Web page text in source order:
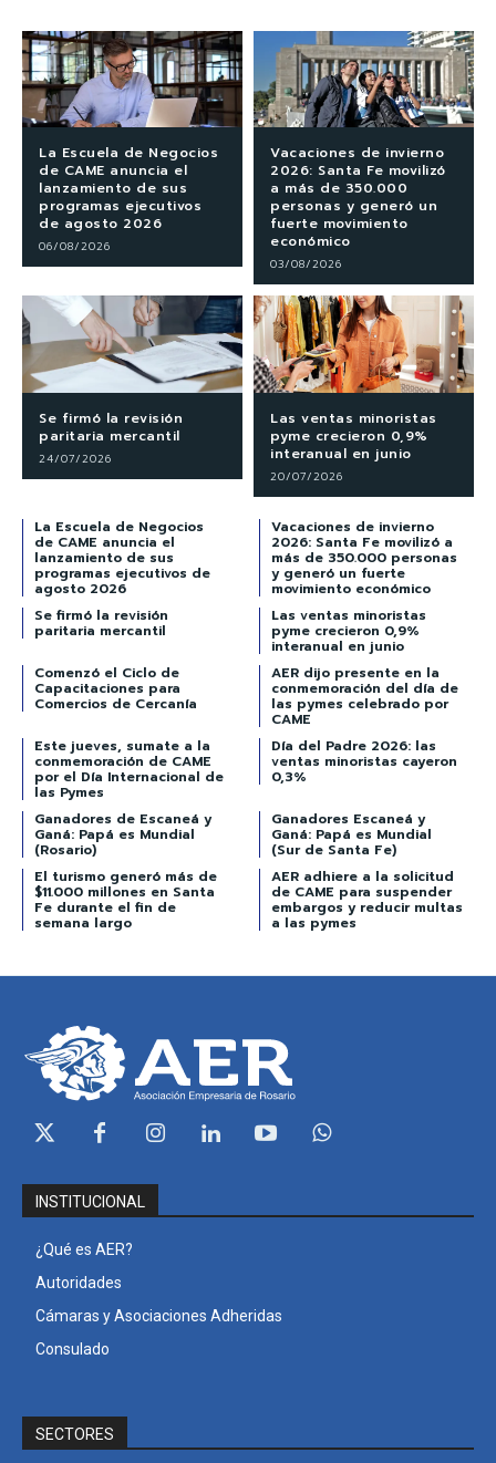
La Escuela de Negocios
de CAME anuncia el
lanzamiento de sus
programas ejecutivos
de agosto 2026
06/08/2026
Vacaciones de invierno
2026: Santa Fe movilizó
a más de 350.000
personas y generó un
fuerte movimiento
económico
03/08/2026
Se firmó la revisión
paritaria mercantil
24/07/2026
Las ventas minoristas
pyme crecieron 0,9%
interanual en junio
20/07/2026
La Escuela de Negocios
de CAME anuncia el
lanzamiento de sus
programas ejecutivos de
agosto 2026
Vacaciones de invierno
2026: Santa Fe movilizó a
más de 350.000 personas
y generó un fuerte
movimiento económico
Se firmó la revisión
paritaria mercantil
Las ventas minoristas
pyme crecieron 0,9%
interanual en junio
Comenzó el Ciclo de
Capacitaciones para
Comercios de Cercanía
AER dijo presente en la
conmemoración del día de
las pymes celebrado por
CAME
Este jueves, sumate a la
conmemoración de CAME
por el Día Internacional de
las Pymes
Día del Padre 2026: las
ventas minoristas cayeron
0,3%
Ganadores de Escaneá y
Ganá: Papá es Mundial
(Rosario)
Ganadores Escaneá y
Ganá: Papá es Mundial
(Sur de Santa Fe)
El turismo generó más de
$11.000 millones en Santa
Fe durante el fin de
semana largo
AER adhiere a la solicitud
de CAME para suspender
embargos y reducir multas
a las pymes
INSTITUCIONAL
¿Qué es AER?
Autoridades
Cámaras y Asociaciones Adheridas
Consulado
SECTORES